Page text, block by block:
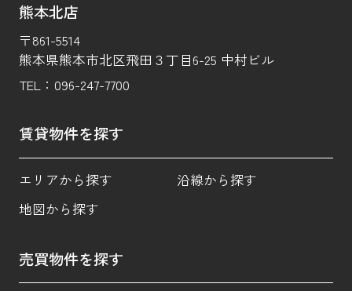
熊本北店
〒861-5514
熊本県熊本市北区飛田３丁目6-25 中村ビル
TEL： 096-247-7700
賃貸物件を探す
エリアから探す
沿線から探す
地図から探す
売買物件を探す